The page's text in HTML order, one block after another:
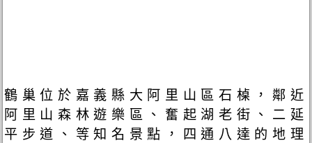
鶴巢位於嘉義縣大阿里山區石槕，鄰近
阿里山森林遊樂區、奮起湖老街、二延
平步道、等知名景點，四通八達的地理